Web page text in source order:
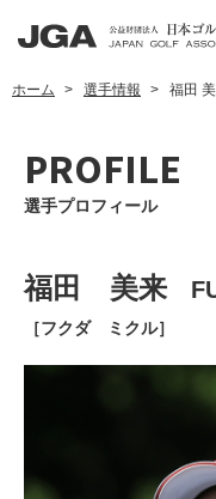
ホーム 選手情報 福田
PROFILE
選手プロフィール
福田 美来
［フクダ ミクル］